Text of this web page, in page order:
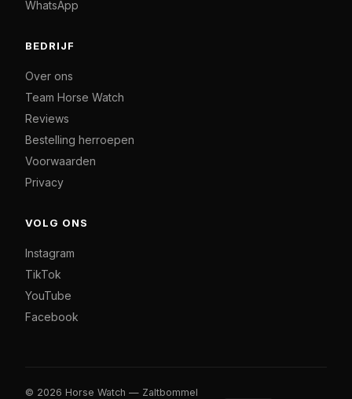
WhatsApp
BEDRIJF
Over ons
Team Horse Watch
Reviews
Bestelling herroepen
Voorwaarden
Privacy
VOLG ONS
Instagram
TikTok
YouTube
Facebook
© 2026 Horse Watch — Zaltbommel